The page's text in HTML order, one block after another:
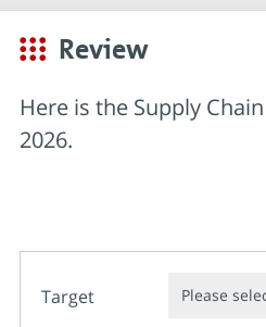
Review
Here is the Supply
2026.
Target
Please